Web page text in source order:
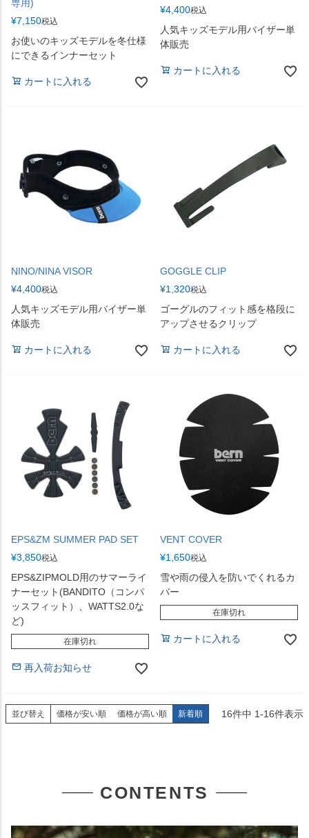
専用)
¥7,150税込
お使いのキッズモデルを冬仕様
にできるインナーセット
カートに入れる
¥4,400税込
人気キッズモデル用バイザー単
体販売
カートに入れる
NINO/NINA VISOR
¥4,400税込
人気キッズモデル用バイザー単
体販売
カートに入れる
GOGGLE CLIP
¥1,320税込
ゴーグルのフィット感を格段に
アップさせるクリップ
カートに入れる
EPS&ZM SUMMER PAD SET
¥3,850税込
EPS&ZIPMOLD用のサマーライ
ナーセット(BANDITO（コンパ
ッスフィット）、WATTS2.0な
ど)
在庫切れ
再入荷お知らせ
VENT COVER
¥1,650税込
雪や雨の侵入を防いでくれるカ
バー
在庫切れ
カートに入れる
並び替え 価格が安い順 価格が高い順 新着順 16件中 1-16件表示
CONTENTS